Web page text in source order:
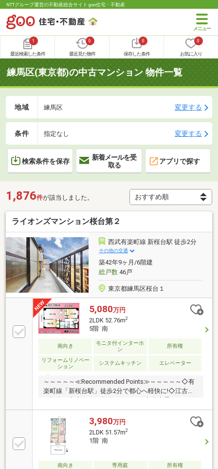
NTTグループ運営の不動産総合サイト goo住宅・不動産
1
最近検索した条件
0
最近見た物件
0
保存した条件
0
お気に入り
練馬区(東京都)の中古マンション 物件一覧
地域 練馬区 変更する
条件 指定なし 変更する
検索条件を保存
新着メールを受
取る
アプリで探す
1,876件が該当しました。
ライオンズマンション桜台第２
西武有楽町線 新桜台駅 徒歩2分
その他の交通
築42年9ヶ月/6階建
総戸数46戸
東京都練馬区桜台１
5,080万円
2LDK 52.76m2
5階 南
南向き
モニタ付インターホ
ン
所有権
リフォームリノベー
ション
システムキッチン エレベーター
～～～～～≪Recommended Points≫～～～～～◇有
楽町線「新桜台駅」徒歩2分で都心へ軽快に!◇江古田
や桜台の商店街を日常使いができる立地◇柔らかな陽
光が心地よく差し込む南向きの部屋◇新耐震基準に適
合して確かな安心感に守られる◇開放的な対面式キッ
チンで日々の料理も快適に◇WICなど豊富な収納を配
備したスッキリな居室～～～～～～～～～～～～～～
～～～～～～～～◆頭金0円から購入可!長期低金利50
年ローン!◆提携銀行多数、住宅ローンご相談くださ
い!◆車でまとめてご案内!自宅まで送迎も可能!◆年中
3,980万円
2LDK 51.57m2
1階 南
南向き 専用庭
所有権